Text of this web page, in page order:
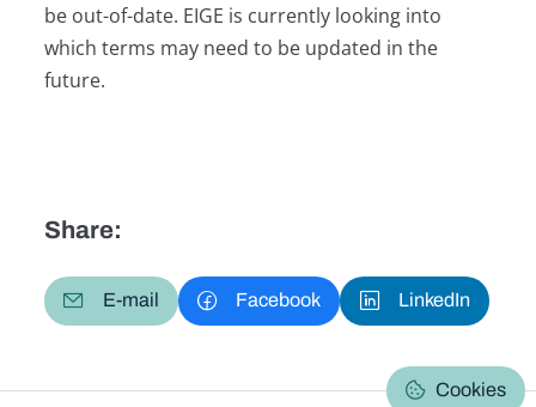
be out-of-date. EIGE is currently looking into
which terms may need to be updated in the
future.
Share:
E-mail Facebook LinkedIn
Cookies